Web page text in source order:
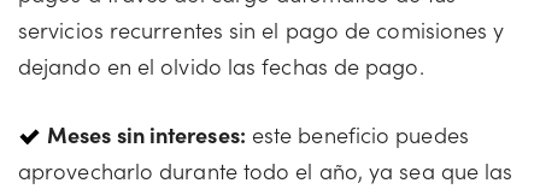
servicios recurrentes sin el pago de comisiones y
dejando en el olvido las fechas de pago.
Meses sin intereses: este beneficio puedes
aprovecharlo durante todo el año, ya sea que las